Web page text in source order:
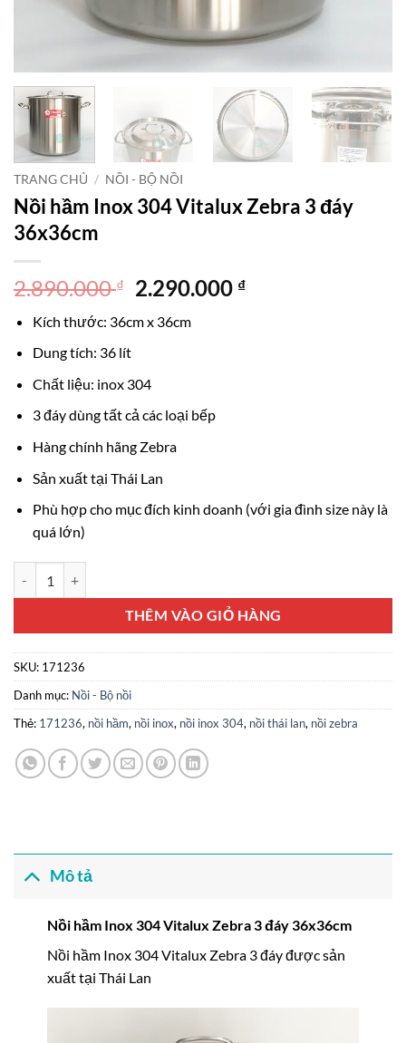
TRANG CHỦ / NỒI - BỘ NỒI
Nồi hầm Inox 304 Vitalux Zebra 3 đáy
36x36cm
2.890.000₫
Giá
là:
2.290.000 ₫Giá
Kích thước: 36cm x 36cm
Dung tích: 36 lít
Chất liệu: inox 304
3 đáy dùng tất cả các loại bếp
Hàng chính hãng Zebra
Sản xuất tại Thái Lan
Phù hợp cho mục đích kinh doanh (với gia đình size này là
quá lớn)
THÊM VÀO GIỎ HÀNG
SKU: 171236
Danh mục: Nồi - Bộ nồi
Thẻ: 171236, nồi hầm, nồi inox, nồi inox 304, nồi thái lan, nồi zebra
Mô tả
Nồi hầm Inox 304 Vitalux Zebra 3 đáy 36x36cm
Nồi hầm Inox 304 Vitalux Zebra 3 đáy được sản
xuất tại Thái Lan